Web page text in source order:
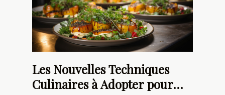
Les Nouvelles Techniques
Culinaires à Adopter pour